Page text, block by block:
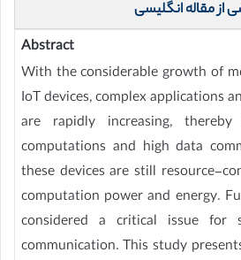
از مقاله انگلیسی
Abstract
With the considerable growth of
IoT devices, complex applications
are rapidly increasing,
computations and high data
these devices are still resource-
computation power and energy.
considered a critical issue for
communication. This study